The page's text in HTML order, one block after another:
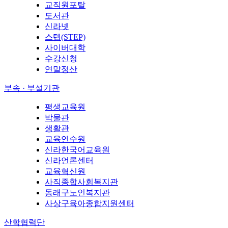
교직원포탈
도서관
신라넷
스텝(STEP)
사이버대학
수강신청
연말정산
부속 · 부설기관
평생교육원
박물관
생활관
교육연수원
신라한국어교육원
신라언론센터
교육혁신원
사직종합사회복지관
동래구노인복지관
사상구육아종합지원센터
산학협력단